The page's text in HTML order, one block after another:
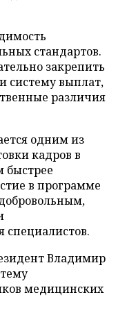
стандартов.
закрепить
систему выплат,
различия
одним из
кадров в
быстрее
в программе
специалистов.
Владимир
медицинских